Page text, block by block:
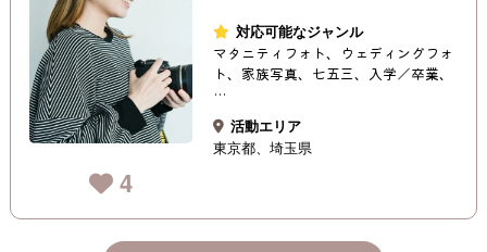
4
対応可能なジャンル
マタニティフォト、ウェディングフォ
ト、家族写真、七五三、入学／卒業、
…
活動エリア
東京都
埼玉県